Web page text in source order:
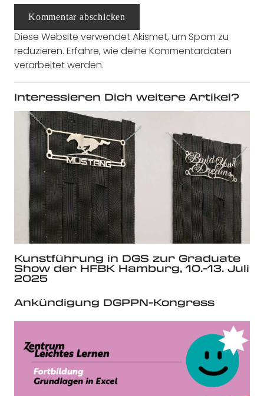
Kommentar abschicken
Diese Website verwendet Akismet, um Spam zu
reduzieren. Erfahre, wie deine Kommentardaten
verarbeitet werden.
Interessieren Dich weitere Artikel?
Kunstführung in DGS zur Graduate
Show der HFBK Hamburg, 10.-13. Juli
2025
Ankündigung DGPPN-Kongress